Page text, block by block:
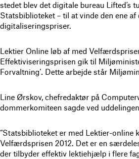
stedet blev det digitale bureau Lifted’s
Statsbiblioteket – til at vinde den ene af
digitaliseringspriser.
Lektier Online løb af med
Effektiviseringsprisen gik til
Forvaltning’. Dette arbejde står
Line Ørskov, chefredaktør på
dommerkomiteen sagde ved
“Statsbiblioteket er med Lektier-online
Velfærdsprisen 2012. Det er en
der tilbyder effektiv lektiehjælp i flere